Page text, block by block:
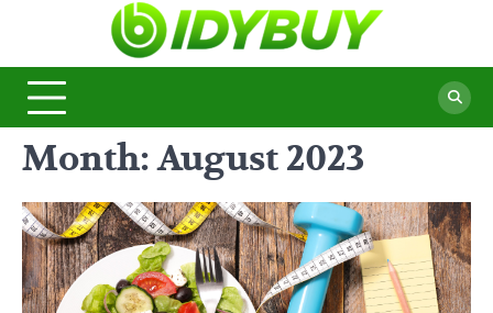
content
Informasi
Month:August 2023